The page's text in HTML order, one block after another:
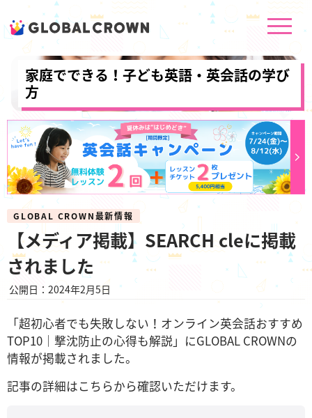
家庭でできる！子ども英語・英会話の学び
方
GLOBAL CROWN最新情報
【メディア掲載】SEARCH cleに掲載
されました
公開日：2024年2月5日
「超初心者でも失敗しない！オンライン英会話おすすめ
TOP10｜撃沈防止の心得も解説」にGLOBAL CROWNの
情報が掲載されました。
記事の詳細はこちらから確認いただけます。